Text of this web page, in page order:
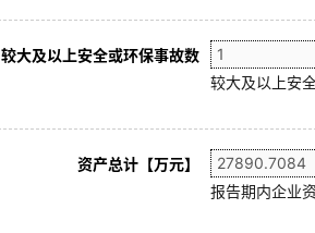
较大及以上安全或环保事故数
较大及以上安
资产总计【万元】
报告期内企业